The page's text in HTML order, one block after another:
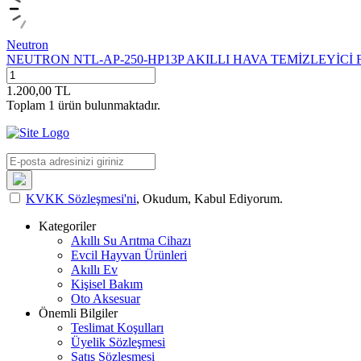
Neutron
NEUTRON NTL-AP-250-HP13P AKILLI HAVA TEMİZLEYİCİ
1.200,00 TL
Toplam 1 ürün bulunmaktadır.
KVKK Sözleşmesi'ni, Okudum, Kabul Ediyorum.
Kategoriler
Akıllı Su Arıtma Cihazı
Evcil Hayvan Ürünleri
Akıllı Ev
Kişisel Bakım
Oto Aksesuar
Önemli Bilgiler
Teslimat Koşulları
Üyelik Sözleşmesi
Satış Sözleşmesi